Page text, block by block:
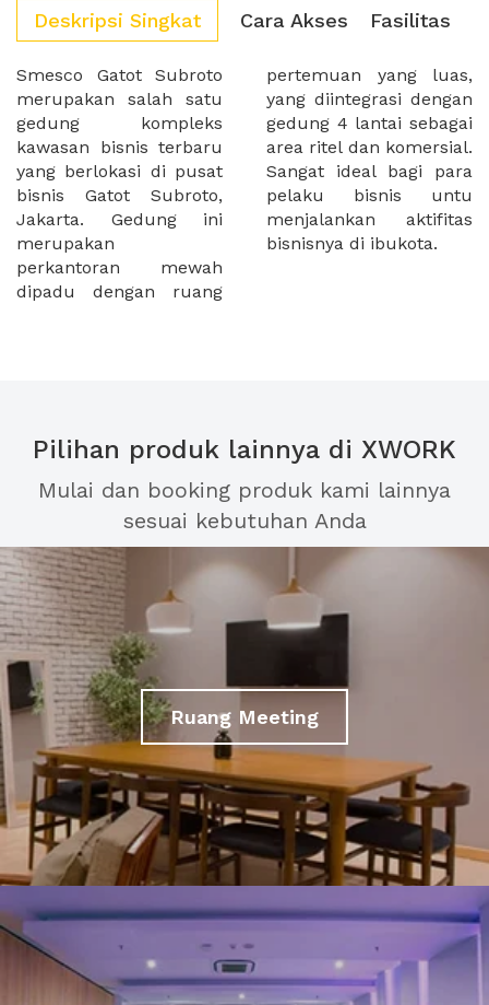
Deskripsi Singkat Cara Akses Fasilitas
Smesco Gatot Subroto
merupakan salah satu
gedung kompleks
kawasan bisnis terbaru
yang berlokasi di pusat
bisnis Gatot Subroto,
Jakarta. Gedung ini
merupakan
perkantoran mewah
dipadu dengan ruang
pertemuan yang luas,
yang diintegrasi dengan
gedung 4 lantai sebagai
area ritel dan komersial.
Sangat ideal bagi para
pelaku bisnis untu
menjalankan aktifitas
bisnisnya di ibukota.
Pilihan produk lainnya di XWORK
Mulai dan booking produk kami lainnya
sesuai kebutuhan Anda
Ruang Meeting